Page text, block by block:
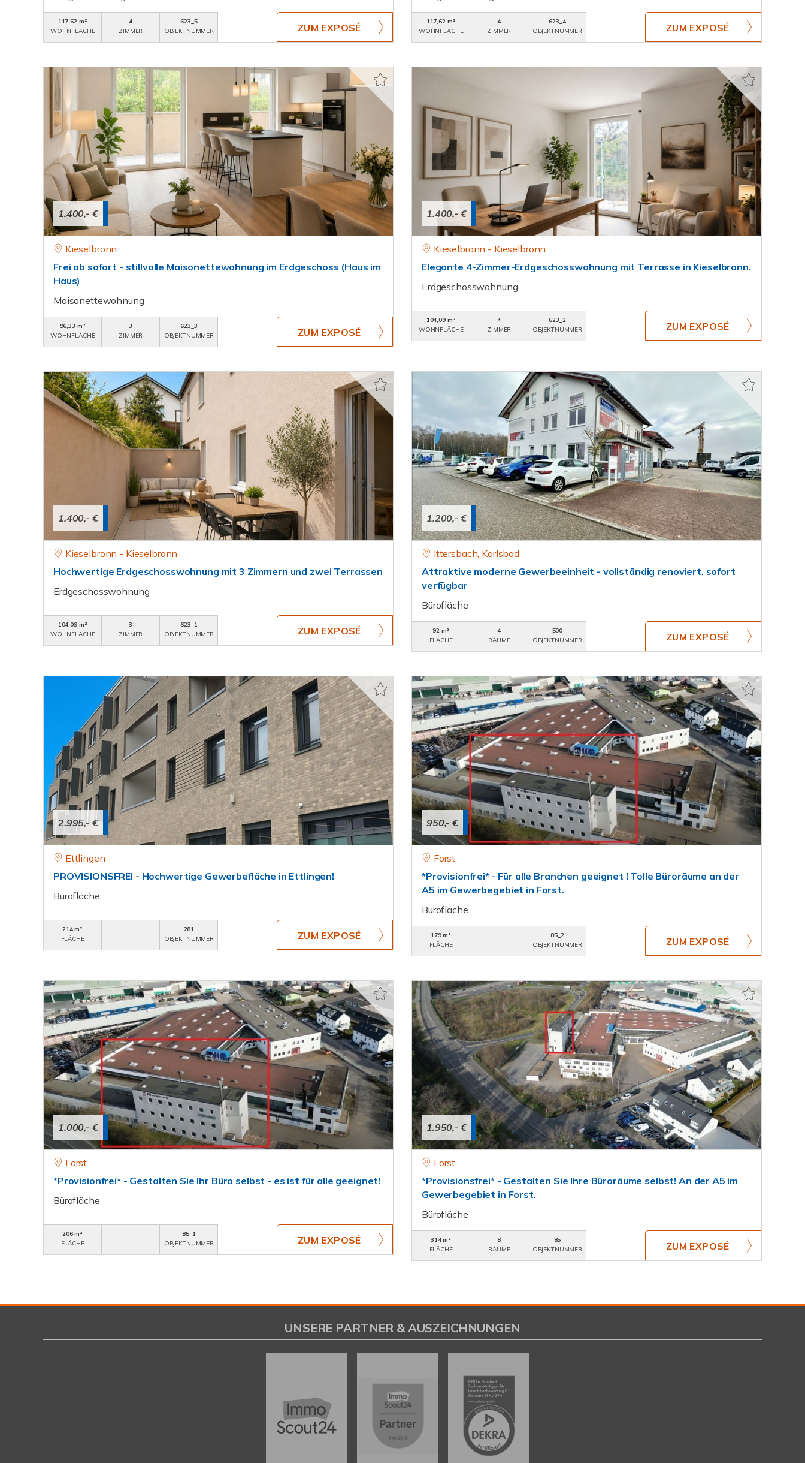
117,62 m²
WOHNFLÄCHE
4
ZIMMER
623_5
OBJEKTNUMMER
ZUM EXPOSÉ
117,62 m²
WOHNFLÄCHE
4
ZIMMER
623_4
OBJEKTNUMMER
ZUM EXPOSÉ
1.400,- €
Kieselbronn
Frei ab sofort - stillvolle Maisonettewohnung im Erdgeschoss (Haus im
Haus)
Maisonettewohnung
96,33 m²
WOHNFLÄCHE
3
ZIMMER
623_3
OBJEKTNUMMER
ZUM EXPOSÉ
1.400,- €
Kieselbronn - Kieselbronn
Elegante 4-Zimmer-Erdgeschosswohnung mit Terrasse in Kieselbronn.
Erdgeschosswohnung
104,09 m²
WOHNFLÄCHE
4
ZIMMER
623_2
OBJEKTNUMMER
ZUM EXPOSÉ
1.400,- €
Kieselbronn - Kieselbronn
Hochwertige Erdgeschosswohnung mit 3 Zimmern und zwei Terrassen
Erdgeschosswohnung
104,09 m²
WOHNFLÄCHE
3
ZIMMER
623_1
OBJEKTNUMMER
ZUM EXPOSÉ
1.200,- €
Ittersbach, Karlsbad
Attraktive moderne Gewerbeeinheit - vollständig renoviert, sofort
verfügbar
Bürofläche
92 m²
FLÄCHE
4
RÄUME
500
OBJEKTNUMMER
ZUM EXPOSÉ
2.995,- €
Ettlingen
PROVISIONSFREI - Hochwertige Gewerbefläche in Ettlingen!
Bürofläche
214 m²
FLÄCHE
281
OBJEKTNUMMER
ZUM EXPOSÉ
950,- €
Forst
*Provisionfrei* - Für alle Branchen geeignet ! Tolle Büroräume an der
A5 im Gewerbegebiet in Forst.
Bürofläche
179 m²
FLÄCHE
85_2
OBJEKTNUMMER
ZUM EXPOSÉ
1.000,- €
Forst
*Provisionfrei* - Gestalten Sie Ihr Büro selbst - es ist für alle geeignet!
Bürofläche
206 m²
FLÄCHE
85_1
OBJEKTNUMMER
ZUM EXPOSÉ
1.950,- €
Forst
*Provisionsfrei* - Gestalten Sie Ihre Büroräume selbst! An der A5 im
Gewerbegebiet in Forst.
Bürofläche
314 m²
FLÄCHE
8
RÄUME
85
OBJEKTNUMMER
ZUM EXPOSÉ
UNSERE PARTNER & AUSZEICHNUNGEN